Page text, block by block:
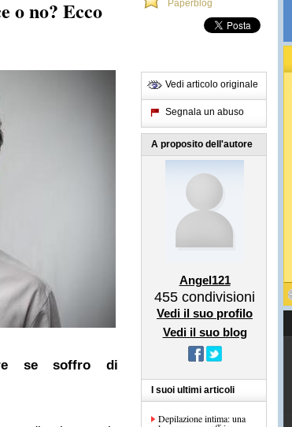
o no? Ecco
se soffro di
Paperblog
Vedi articolo originale
Segnala un abuso
A proposito dell'autore
Angel121
455 condivisioni
Vedi il suo profilo
Vedi il suo blog
I suoi ultimi articoli
Depilazione intima: una